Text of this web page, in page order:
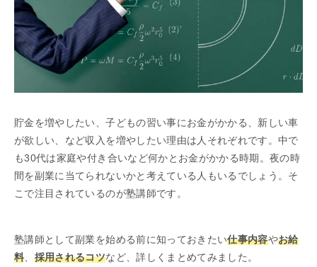
貯金を増やしたい、子どもの習い事にお金がかかる、新しい車
が欲しい、など収入を増やしたい理由は人それぞれです。中で
も30代は家庭や付き合いなど何かとお金がかかる時期。夜の時
間を副業に当てられないかと考えている人もいるでしょう。そ
こで注目されているのが塾講師です。
塾講師として副業を始める前に知っておきたい仕事内容やお給
料、 採用されるコツなど、詳しくまとめてみました。